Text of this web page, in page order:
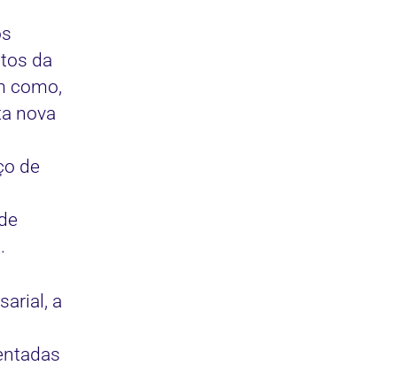
da
como,
nova
de
a